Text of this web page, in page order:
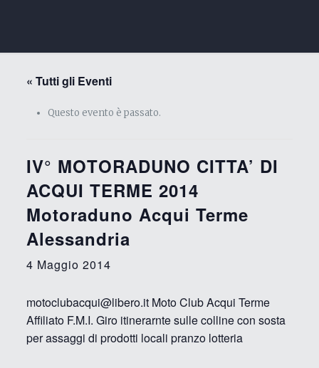
« Tutti gli Eventi
Questo evento è passato.
IV° MOTORADUNO CITTA’ DI
ACQUI TERME 2014
Motoraduno Acqui Terme
Alessandria
4 Maggio 2014
motoclubacqui@libero.it Moto Club Acqui Terme
Affiliato F.M.I. Giro itinerarnte sulle colline con sosta
per assaggi di prodotti locali pranzo lotteria